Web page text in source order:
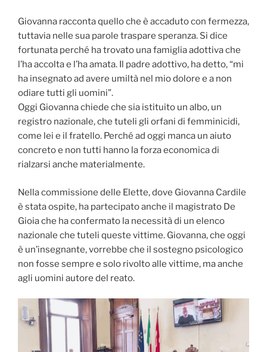
Giovanna racconta quello che è accaduto con fermezza,
tuttavia nelle sua parole traspare speranza. Si dice
fortunata perché ha trovato una famiglia adottiva che
l’ha accolta e l’ha amata. Il padre adottivo, ha detto, “mi
ha insegnato ad avere umiltà nel mio dolore e a non
odiare tutti gli uomini”.
Oggi Giovanna chiede che sia istituito un albo, un
registro nazionale, che tuteli gli orfani di femminicidi,
come lei e il fratello. Perché ad oggi manca un aiuto
concreto e non tutti hanno la forza economica di
rialzarsi anche materialmente.
Nella commissione delle Elette, dove Giovanna Cardile
è stata ospite, ha partecipato anche il magistrato De
Gioia che ha confermato la necessità di un elenco
nazionale che tuteli queste vittime. Giovanna, che oggi
è un’insegnante, vorrebbe che il sostegno psicologico
non fosse sempre e solo rivolto alle vittime, ma anche
agli uomini autore del reato.